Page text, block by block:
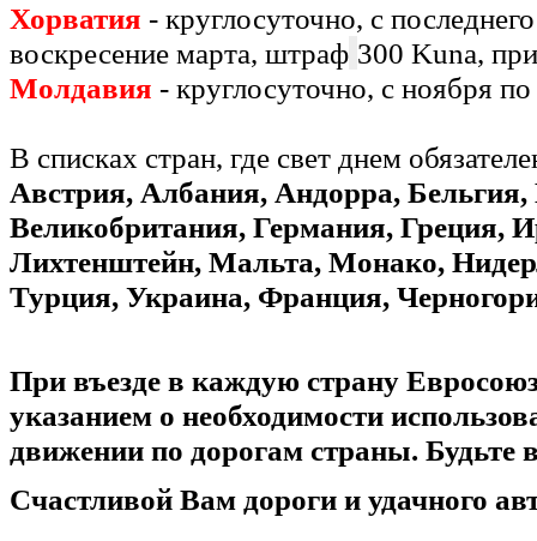
Хорватия - круглосуточно, с
воскресение марта, штраф 300 Kuna,
Молдавия - круглосуточно, с ноября
В списках стран, где свет днем
Австрия, Албания, Андорра, Бельгия,
Великобритания, Германия, Греция,
Лихтенштейн, Мальта, Монако,
Турция, Украина, Франция,
При въезде в каждую страну
указанием о необходимости
движении по дорогам страны.
Счастливой Вам дороги и удачного